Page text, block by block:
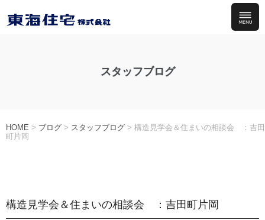
スタッフブログ
HOME > ブログ > スタッフブログ > 構造見学会＆住まいの相談会 ：吉田
町片岡
構造見学会＆住まいの相談会 ：吉田町片岡